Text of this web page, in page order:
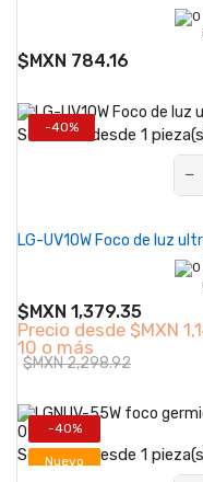
$MXN 784.16
-40%
Se vende desde 1
−
LG-UV10W Foco de luz
$MXN 1,379.35
Precio desde $MXN
10 o más
$MXN 2,298.92
-40%
Nuevo
Se vende desde 1